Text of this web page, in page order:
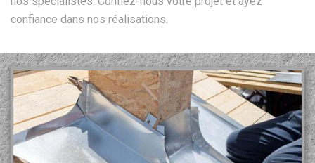
confiance dans nos réalisations.